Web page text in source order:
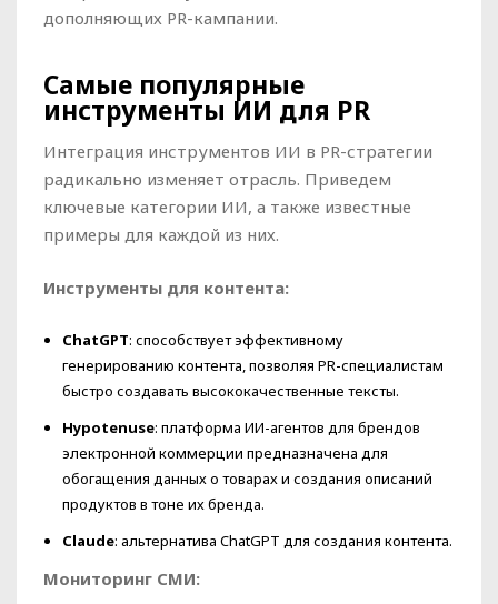
дополняющих PR-кампании.
Самые популярные
инструменты ИИ для PR
Интеграция инструментов ИИ в PR-стратегии
радикально изменяет отрасль. Приведем
ключевые категории ИИ, а также известные
примеры для каждой из них.
Инструменты для контента:
ChatGPT: способствует эффективному
генерированию контента, позволяя PR-специалистам
быстро создавать высококачественные тексты.
Hypotenuse: платформа ИИ-агентов для брендов
электронной коммерции предназначена для
обогащения данных о товарах и создания описаний
продуктов в тоне их бренда.
Claude: альтернатива ChatGPT для создания контента.
Мониторинг СМИ: